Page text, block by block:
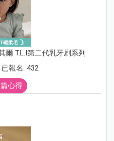
爾 T.L.I第二代乳牙刷系列
報名: 432
心得